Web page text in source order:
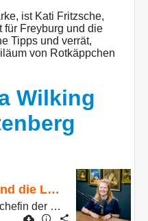
ist Kati Fritzsche,
für Freyburg und die
Tipps und verrät,
von Rotkäppchen
Wilking
Staffel 8 Folge 5 - Sandra Wilking und die Lutherstadt Wittenberg
Sandra Wilking, seit einem Jahr Marketingchefin der Stadt, verrät im Podcast, was den Ort so besonders macht und was man als Besucher alles erleben kann.